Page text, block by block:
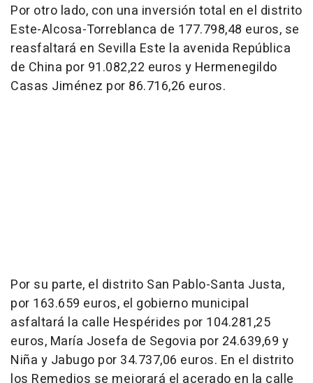
Por otro lado, con una inversión total en el distrito
Este-Alcosa-Torreblanca de 177.798,48 euros, se
reasfaltará en Sevilla Este la avenida República
de China por 91.082,22 euros y Hermenegildo
Casas Jiménez por 86.716,26 euros.
Por su parte, el distrito San Pablo-Santa Justa,
por 163.659 euros, el gobierno municipal
asfaltará la calle Hespérides por 104.281,25
euros, María Josefa de Segovia por 24.639,69 y
Niña y Jabugo por 34.737,06 euros. En el distrito
los Remedios se mejorará el acerado en la calle